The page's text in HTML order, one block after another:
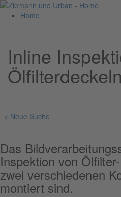
Home
Inline
Ölfilterdeckeln
< Neue Suche
Das
Inspektion von
zwei verschiedenen
montiert sind.